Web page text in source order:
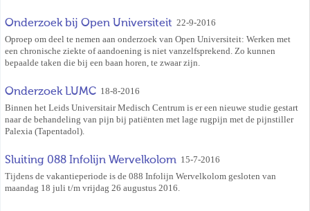
Onderzoek bij Open Universiteit 22-9-2016
Oproep om deel te nemen aan onderzoek van Open Universiteit: Werken met
een chronische ziekte of aandoening is niet vanzelfsprekend. Zo kunnen
bepaalde taken die bij een baan horen, te zwaar zijn.
Onderzoek LUMC 18-8-2016
Binnen het Leids Universitair Medisch Centrum is er een nieuwe studie gestart
naar de behandeling van pijn bij patiënten met lage rugpijn met de pijnstiller
Palexia (Tapentadol).
Sluiting 088 Infolijn Wervelkolom 15-7-2016
Tijdens de vakantieperiode is de 088 Infolijn Wervelkolom gesloten van
maandag 18 juli t/m vrijdag 26 augustus 2016.